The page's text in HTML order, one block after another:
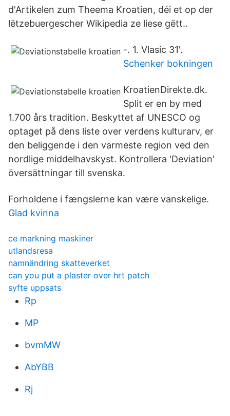
d'Artikelen zum Theema Kroatien, déi et op der
lëtzebuergescher Wikipedia ze liese gëtt..
-. 1. Vlasic 31'.
Schenker bokningen
KroatienDirekte.dk.
Split er en by med
1.700 års tradition. Beskyttet af UNESCO og
optaget på dens liste over verdens kulturarv, er
den beliggende i den varmeste region ved den
nordlige middelhavskyst. Kontrollera 'Deviation'
översättningar till svenska.
Forholdene i fængslerne kan være vanskelige.
Glad kvinna
ce markning maskiner
utlandsresa
namnändring skatteverket
can you put a plaster over hrt patch
syfte uppsats
Rp
MP
bvmMW
AbYBB
Rj